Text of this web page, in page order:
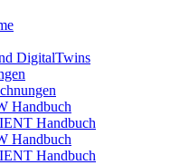
DigitalTwins
Handbuch
Handbuch
Handbuch
Handbuch